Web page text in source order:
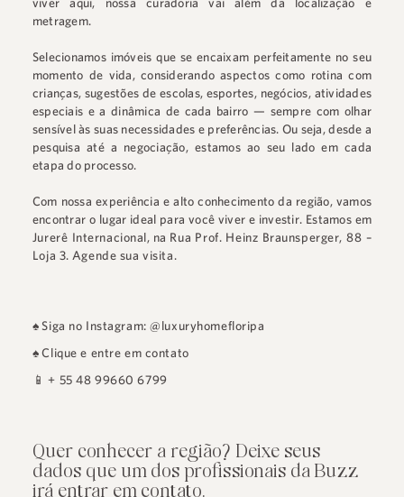
metragem.
Selecionamos imóveis que se encaixam perfeitamente no seu
momento de vida, considerando aspectos como rotina com
crianças, sugestões de escolas, esportes, negócios, atividades
especiais e a dinâmica de cada bairro — sempre com olhar
sensível às suas necessidades e preferências. Ou seja, desde a
pesquisa até a negociação, estamos ao seu lado em cada
etapa do processo.
Com nossa experiência e alto conhecimento da região, vamos
encontrar o lugar ideal para você viver e investir. Estamos em
Jurerê Internacional, na Rua Prof. Heinz Braunsperger, 88 –
Loja 3. Agende sua visita.
♠ Siga no Instagram: @luxuryhomefloripa
♠Clique e entre em contato
📱+ 55 48 99660 6799
Quer conhecer a região? Deixe seus
dados que um dos profissionais da Buzz
irá entrar em contato.